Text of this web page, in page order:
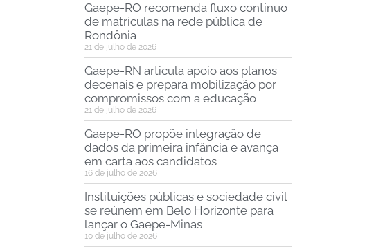
Gaepe-RO recomenda fluxo contínuo
de matrículas na rede pública de
Rondônia
21 de julho de 2026
Gaepe-RN articula apoio aos planos
decenais e prepara mobilização por
compromissos com a educação
21 de julho de 2026
Gaepe-RO propõe integração de
dados da primeira infância e avança
em carta aos candidatos
16 de julho de 2026
Instituições públicas e sociedade civil
se reúnem em Belo Horizonte para
lançar o Gaepe-Minas
10 de julho de 2026